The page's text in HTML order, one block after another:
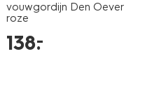
vouwgordijn Den Oever
roze
138.
–